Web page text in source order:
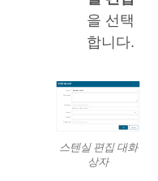
을 선택
합니다.
스텐실 편집 대화
상자